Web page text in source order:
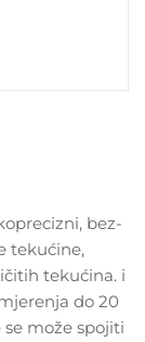
bez-
tekućine,
tekućina. i
do 20
može spojiti